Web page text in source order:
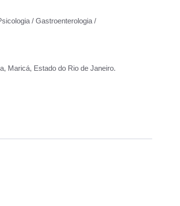
/ Gastroenterologia /
Maricá, Estado do Rio de Janeiro.